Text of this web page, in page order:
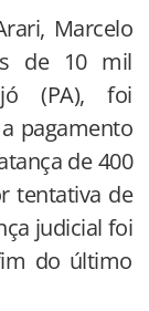
Marcelo
de 10 mil
(PA), foi
pagamento
de 400
tentativa de
judicial foi
do último